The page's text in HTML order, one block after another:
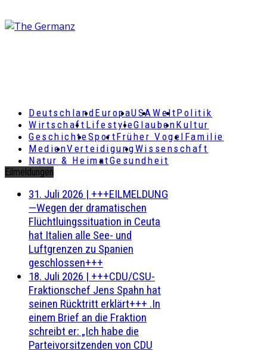
DeutschlandEuropaUSAWeltPolitik
Wirtschaft LifestyleGlaubenKultur
GeschichteSportFrüher Vogel Familie
MedienVerteidigungWissenschaft
Natur & HeimatGesundheit
Eilmeldungen
31. Juli 2026 | +++EILMELDUNG
—Wegen der dramatischen
Flüchtluingssituation in Ceuta
hat Italien alle See- und
Luftgrenzen zu Spanien
geschlossen+++
18. Juli 2026 | +++CDU/CSU-
Fraktionschef Jens Spahn hat
seinen Rücktritt erklärt+++ .In
einem Brief an die Fraktion
schreibt er: „Ich habe die
Parteivorsitzenden von CDU